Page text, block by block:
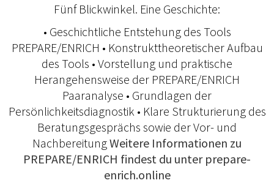
Fünf Blickwinkel. Eine Geschichte:
• Geschichtliche Entstehung des Tools
PREPARE/ENRICH • Konstrukttheoretischer Aufbau
des Tools • Vorstellung und praktische
Herangehensweise der PREPARE/ENRICH
Paaranalyse • Grundlagen der
Persönlichkeitsdiagnostik • Klare Strukturierung des
Beratungsgesprächs sowie der Vor- und
NachbereitungWeitere Informationen zu
PREPARE/ENRICH findest du unter prepare-
enrich.online